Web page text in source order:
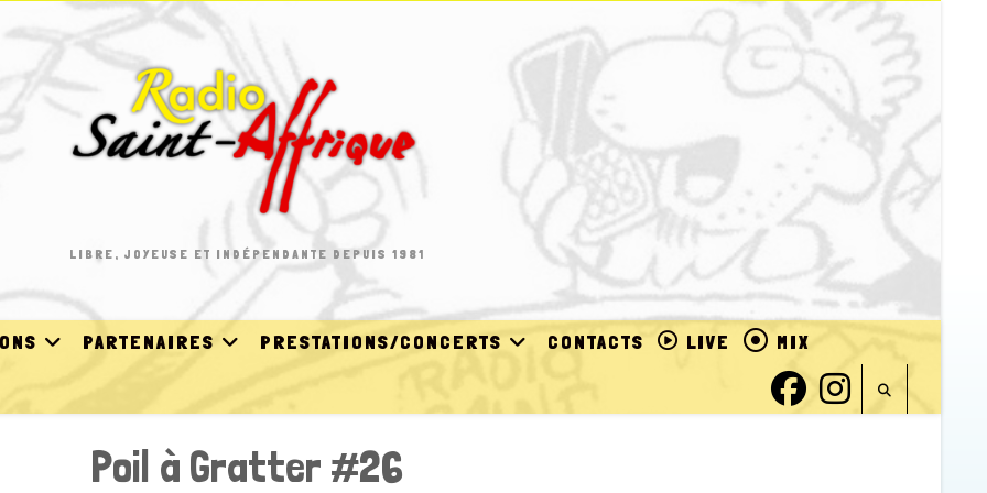
LIBRE, JOYEUSE ET INDÉPENDANTE DEPUIS 1981
PARTENAIRES PRESTATIONS/CONCERTS CONTACTS LIVE MIX
Poil à Gratter #26